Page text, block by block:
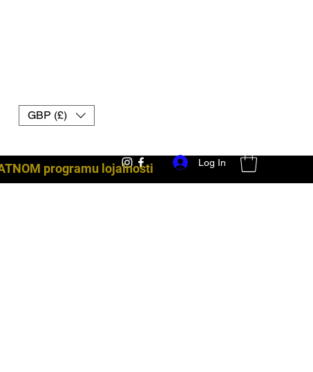
GBP (£)
Log In
programu lojalnosti borbena oprema uk muay thai rukavice